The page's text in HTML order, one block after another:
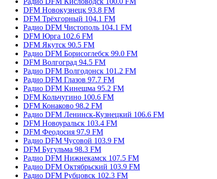
DFM Новокузнецк 93.8 FM
DFM Трёхгорный 104.1 FM
Радио DFM Чистополь 104.1 FM
DFM Юрга 102.6 FM
DFM Якутск 90.5 FM
Радио DFM Борисоглебск 99.0 FM
DFM Волгоград 94.5 FM
Радио DFM Волгодонск 101.2 FM
Радио DFM Глазов 97.7 FM
Радио DFM Кинешма 95.2 FM
DFM Кольчугино 100.6 FM
DFM Конаково 98.2 FM
Радио DFM Ленинск-Кузнецкий 106.6 FM
DFM Новоуральск 103.4 FM
DFM Феодосия 97.9 FM
Радио DFM Чусовой 103.9 FM
DFM Бугульма 98.3 FM
Радио DFM Нижнекамск 107.5 FM
Радио DFM Октябрьский 103.9 FM
Радио DFM Рубцовск 102.3 FM